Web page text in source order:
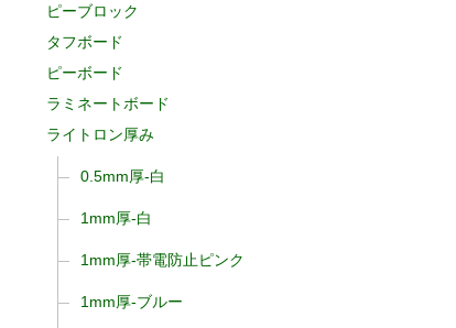
ピーブロック
タフボード
ピーボード
ラミネートボード
ライトロン厚み
0.5mm厚-白
1mm厚-白
1mm厚-帯電防止ピンク
1mm厚-ブルー